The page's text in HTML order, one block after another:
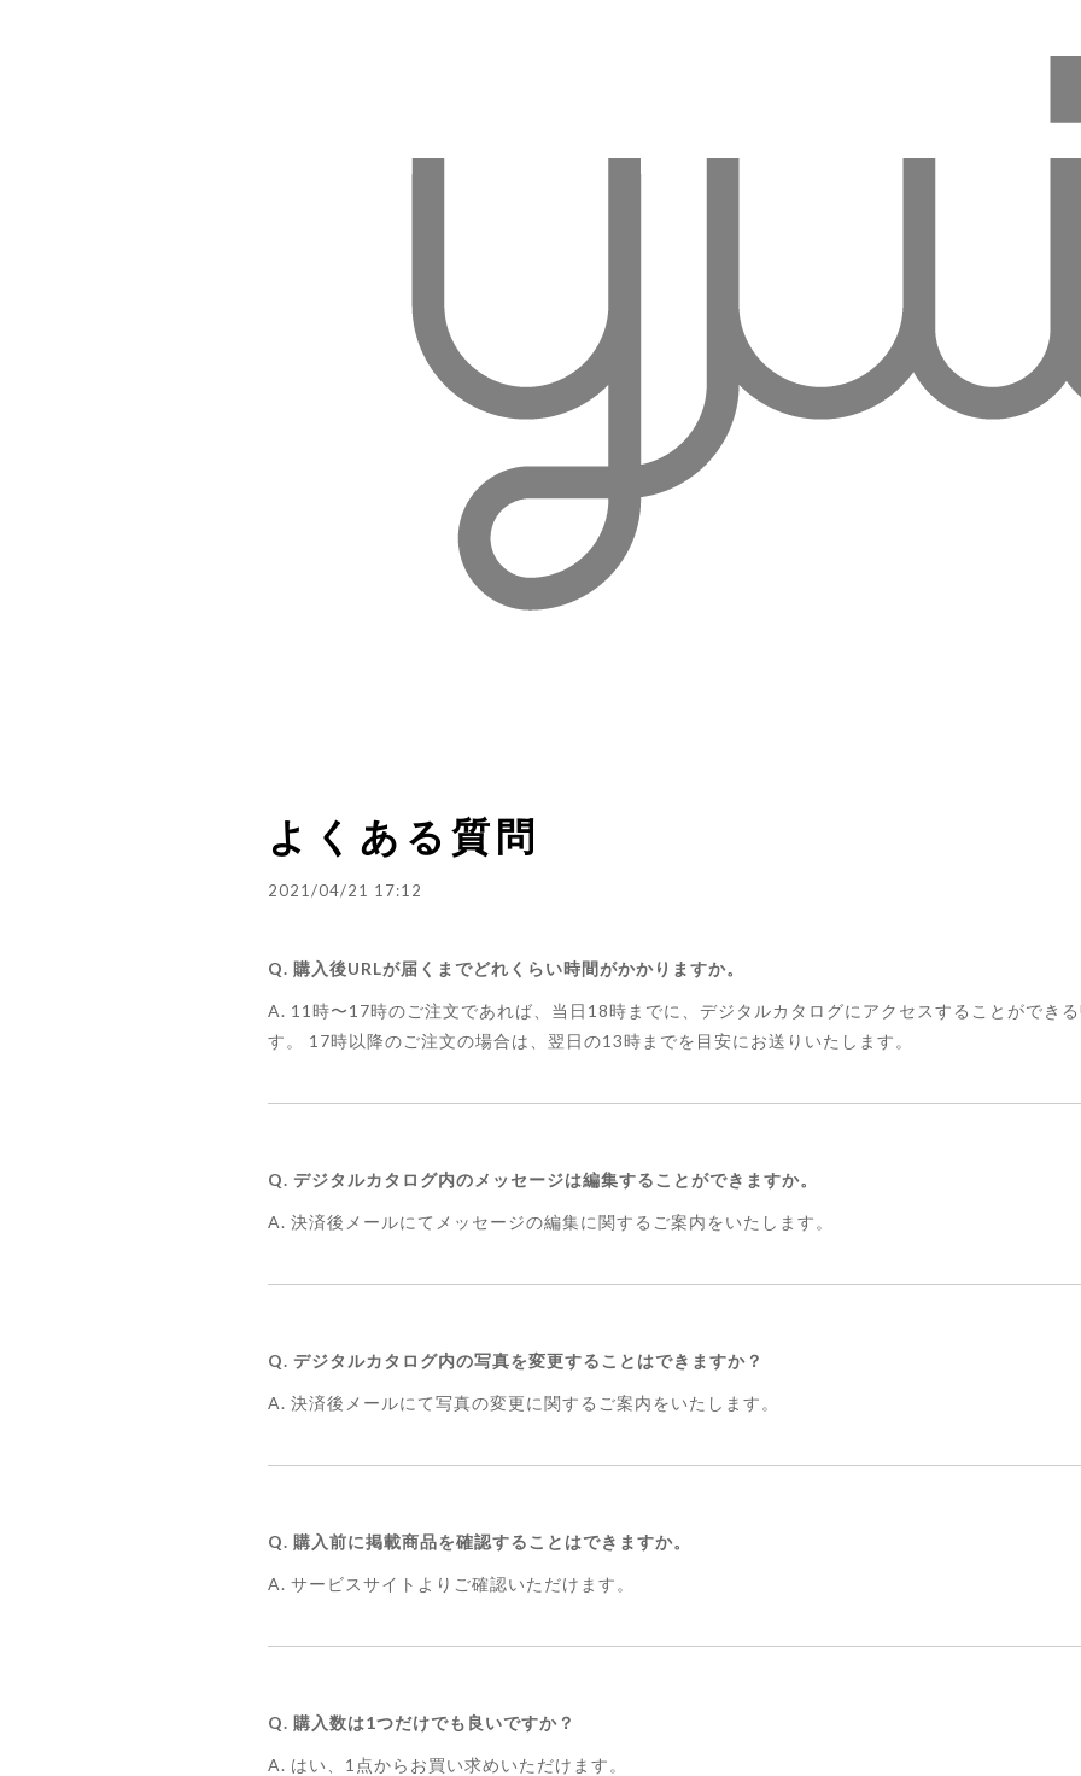
よくある質問
2021/04/21 17:12
Q. 購入後URLが届くまでどれくらい時間がかかりますか。
A. 11時〜17時のご注文であれば、当日18時までに、デジタルカタログにアクセスすることができ
す。 17時以降のご注文の場合は、翌日の13時までを目安にお送りいたします。
Q. デジタルカタログ内のメッセージは編集することができますか。
A. 決済後メールにてメッセージの編集に関するご案内をいたします。
Q. デジタルカタログ内の写真を変更することはできますか？
A. 決済後メールにて写真の変更に関するご案内をいたします。
Q. 購入前に掲載商品を確認することはできますか。
A. サービスサイトよりご確認いただけます。
Q. 購入数は1つだけでも良いですか？
A. はい、1点からお買い求めいただけます。